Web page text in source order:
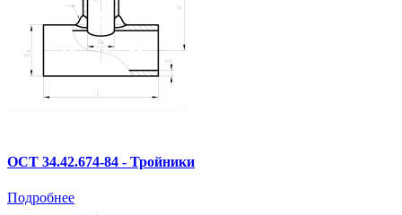
ОСТ 34.42.674-84 - Тройники
Подробнее